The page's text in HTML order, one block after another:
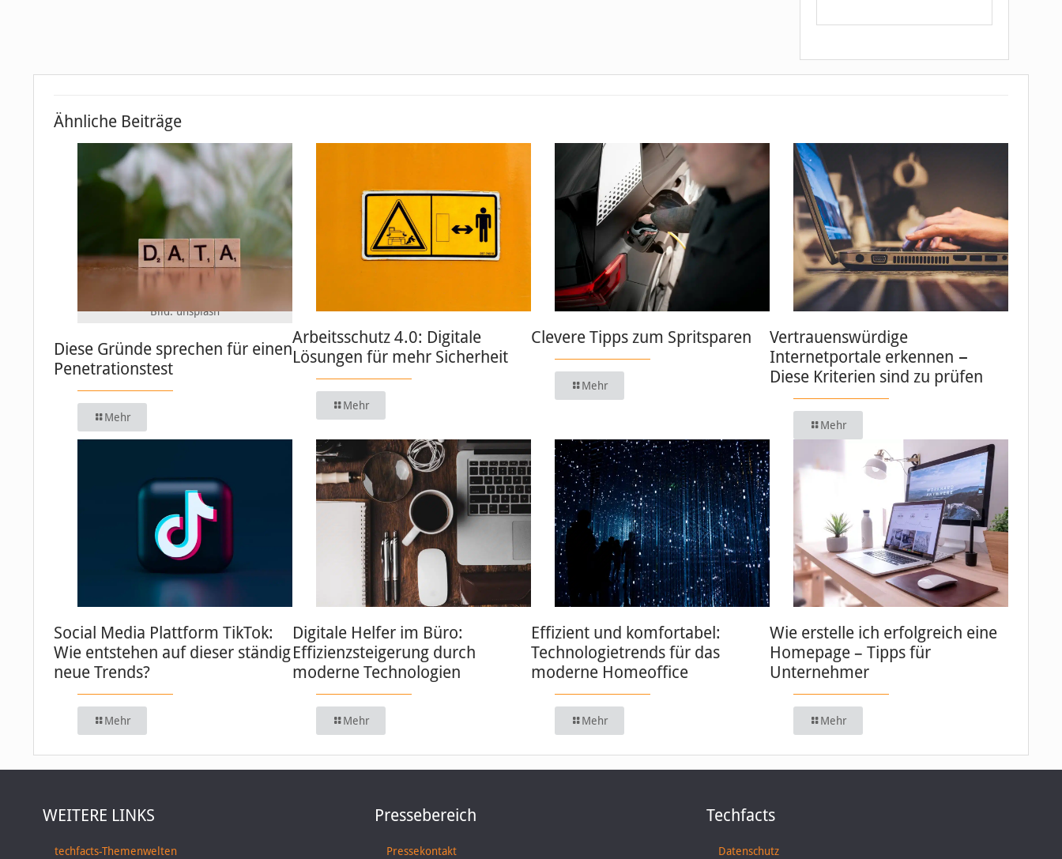
Ähnliche Beiträge
Bild: unsplash
Diese Gründe sprechen für einen
Penetrationstest
Mehr
Arbeitsschutz 4.0: Digitale
Lösungen für mehr Sicherheit
Mehr
Clevere Tipps zum Spritsparen
Mehr
Vertrauenswürdige
Internetportale erkennen −
Diese Kriterien sind zu prüfen
Mehr
Social Media Plattform TikTok:
Wie entstehen auf dieser ständig
neue Trends?
Mehr
Digitale Helfer im Büro:
Effizienzsteigerung durch
moderne Technologien
Mehr
Effizient und komfortabel:
Technologietrends für das
moderne Homeoffice
Mehr
Wie erstelle ich erfolgreich eine
Homepage – Tipps für
Unternehmer
Mehr
WEITERE LINKS
techfacts-Themenwelten
Pressebereich
Pressekontakt
Techfacts
Datenschutz